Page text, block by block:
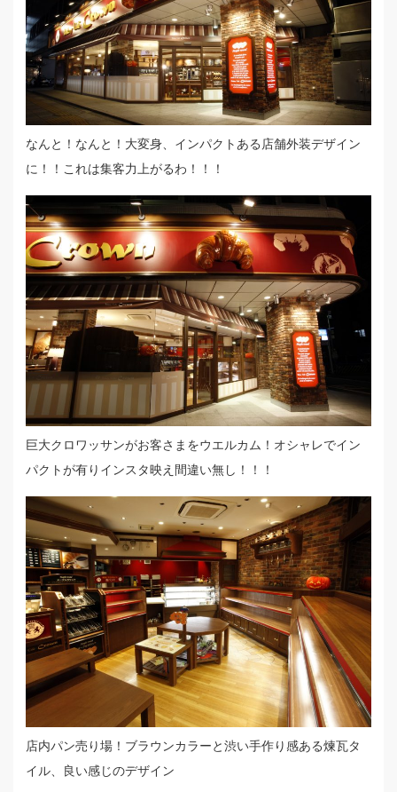
なんと！なんと！大変身、インパクトある店舗外装デザイン
に！！これは集客力上がるわ！！！
巨大クロワッサンがお客さまをウエルカム！オシャレでイン
パクトが有りインスタ映え間違い無し！！！
店内パン売り場！ブラウンカラーと渋い手作り感ある煉瓦タ
イル、良い感じのデザイン